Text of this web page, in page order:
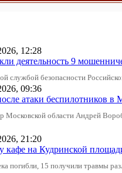
12:28
деятельность 9
службой безопасности
09:36
атаки беспилотников в
области Андрей
21:20
у кафе на Кудринской
погибли, 15 получили травмы